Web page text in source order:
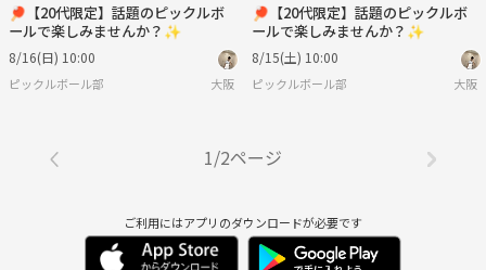
🏓【20代限定】話題のピックルボ
ールで楽しみませんか？✨
8/16(日) 10:00
ピックルボール部 大阪
🏓【20代限定】話題のピックルボ
ールで楽しみませんか？✨
8/15(土) 10:00
ピックルボール部 大阪
1/2ページ
ご利用にはアプリのダウンロードが必要です